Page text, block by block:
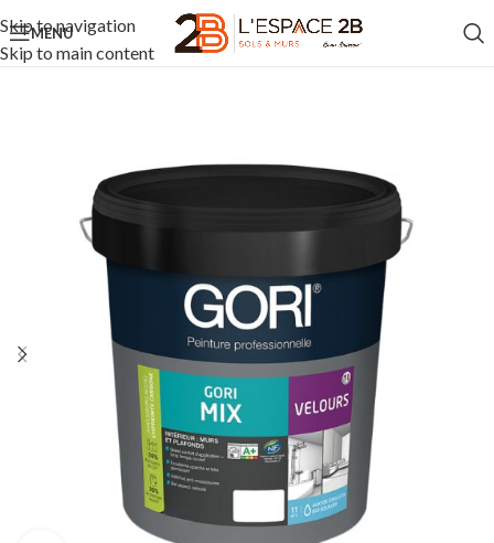
Skip to navigation
Skip to main content
MENU